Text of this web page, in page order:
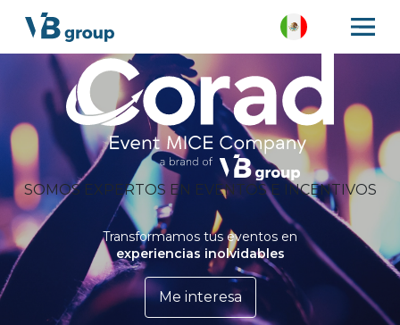
SOMOS EXPERTOS EN EVENTOS E INCENTIVOS
Transformamos tus eventos en
experiencias inolvidables
Me interesa